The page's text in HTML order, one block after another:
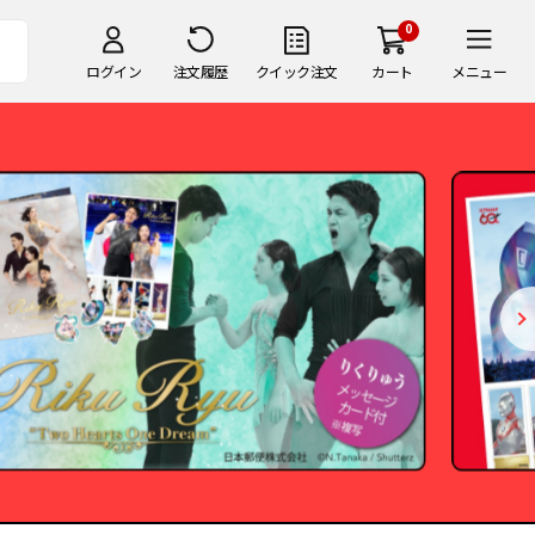
ログイン 注文履歴 クイック注文
0
カート メニュー